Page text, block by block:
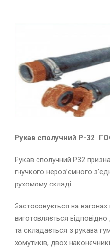
Рукав сполучний Р-32
Рукав сполучний Р32
гнучкого нероз’ємного
рухомому складі.
Застосовується на вагонах
виготовляється
та складається з рукава
хомутиків, двох